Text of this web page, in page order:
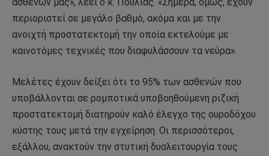
περιοριστεί σε μεγάλο βαθμό, ακόμα και με την
ανοιχτή προστατεκτομή την οποία εκτελούμε με
καινοτόμες τεχνικές που διαφυλάσσουν τα νεύρα».
Μελέτες έχουν δείξει ότι το 95% των ασθενών που
υποβάλλονται σε ρομποτικά υποβοηθούμενη ριζική
προστατεκτομή διατηρούν καλό έλεγχο της ουροδόχου
κύστης τους μετά την εγχείρηση. Οι περισσότεροι,
εξάλλου, ανακτούν την στυτική δυσλειτουργία τους